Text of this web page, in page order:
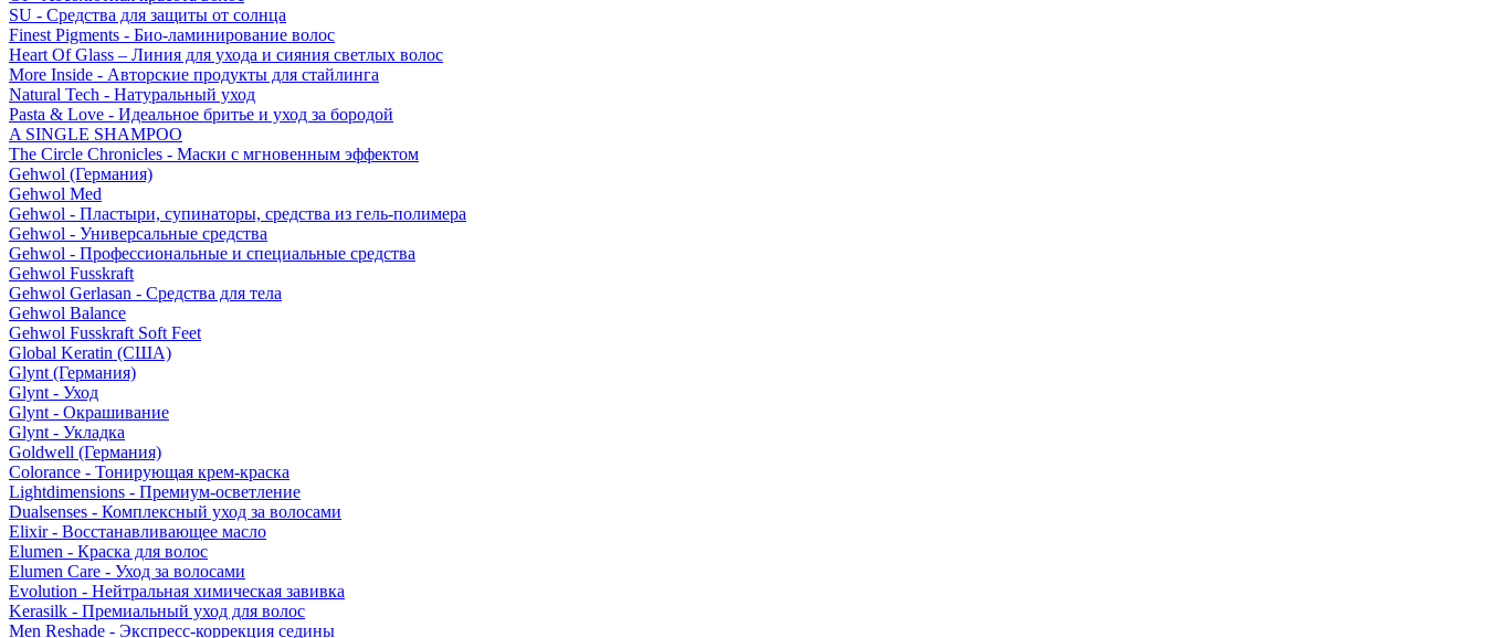
SU - Средства для защиты от солнца
Finest Pigments - Био-ламинирование волос
Heart Of Glass – Линия для ухода и сияния светлых волос
More Inside - Авторские продукты для стайлинга
Natural Tech - Натуральный уход
Pasta & Love - Идеальное бритье и уход за бородой
A SINGLE SHAMPOO
The Circle Chronicles - Маски с мгновенным эффектом
Gehwol (Германия)
Gehwol Med
Gehwol - Пластыри, супинаторы, средства из гель-полимера
Gehwol - Универсальные средства
Gehwol - Профессиональные и специальные средства
Gehwol Fusskraft
Gehwol Gerlasan - Средства для тела
Gehwol Balance
Gehwol Fusskraft Soft Feet
Global Keratin (США)
Glynt (Германия)
Glynt - Уход
Glynt - Окрашивание
Glynt - Укладка
Goldwell (Германия)
Colorance - Тонирующая крем-краска
Lightdimensions - Премиум-осветление
Dualsenses - Комплексный уход за волосами
Elixir - Восстанавливающее масло
Elumen - Краска для волос
Elumen Care - Уход за волосами
Evolution - Нейтральная химическая завивка
Kerasilk - Премиальный уход для волос
Men Reshade - Экспресс-коррекция седины